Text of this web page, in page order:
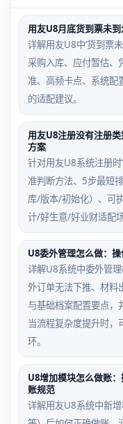
用友U8月底货到票未
详解用友U8中‘货到票
采购入库、应付暂估、
准、高频卡点、系统配
的适配建议。
用友U8注册没有注册
方案
针对用友U8系统注册时
准判断方法、5步最短
库/版本/初始化）、可
计/好生意/好业财适配场
U8委外管理怎么做：
详解U8系统中委外管
外订单无法下推、材料
与基础档案配置要点，
当流程复杂度提升时，
环。
U8增加模块怎么做账
账规范
详解用友U8系统中新